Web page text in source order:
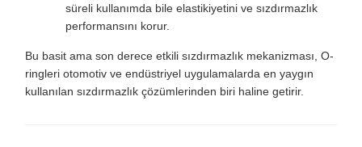
süreli kullanımda bile elastikiyetini ve sızdırmazlık
performansını korur.
Bu basit ama son derece etkili sızdırmazlık mekanizması, O-
ringleri otomotiv ve endüstriyel uygulamalarda en yaygın
kullanılan sızdırmazlık çözümlerinden biri haline getirir.